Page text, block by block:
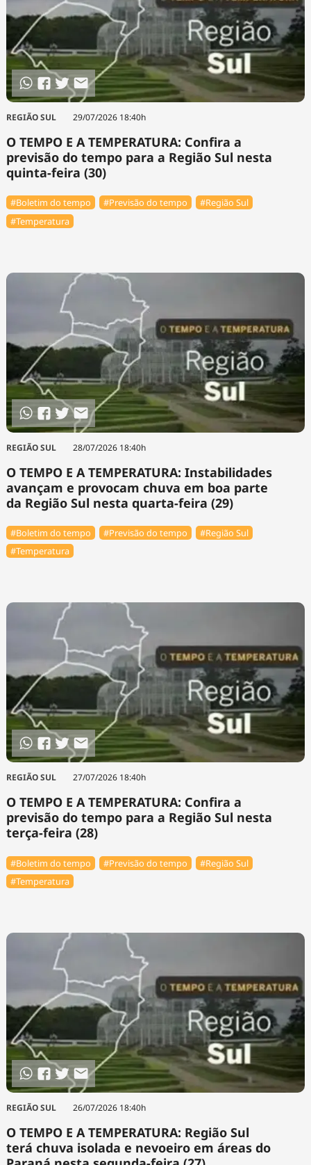
REGIÃO SUL 29/07/2026 18:40h
O TEMPO E A TEMPERATURA: Confira a
previsão do tempo para a Região Sul nesta
quinta-feira (30)
#Boletim do tempo #Previsão do tempo
#Região Sul
#Temperatura
REGIÃO SUL 28/07/2026 18:40h
O TEMPO E A TEMPERATURA: Instabilidades
avançam e provocam chuva em boa parte
da Região Sul nesta quarta-feira (29)
#Boletim do tempo #Previsão do tempo
#Região Sul
#Temperatura
REGIÃO SUL 27/07/2026 18:40h
O TEMPO E A TEMPERATURA: Confira a
previsão do tempo para a Região Sul nesta
terça-feira (28)
#Boletim do tempo #Previsão do tempo
#Região Sul
#Temperatura
REGIÃO SUL 26/07/2026 18:40h
O TEMPO E A TEMPERATURA: Região Sul
terá chuva isolada e nevoeiro em áreas do